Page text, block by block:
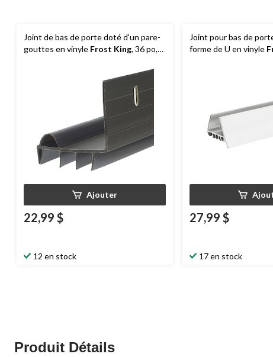
Joint de bas de porte doté d'un pare-
gouttes en vinyle Frost King, 36 po,
Ajouter
22,99 $
12 en stock
Joint pour bas de
forme de U en vinyle
27,99 $
17 en stock
Produit Détails